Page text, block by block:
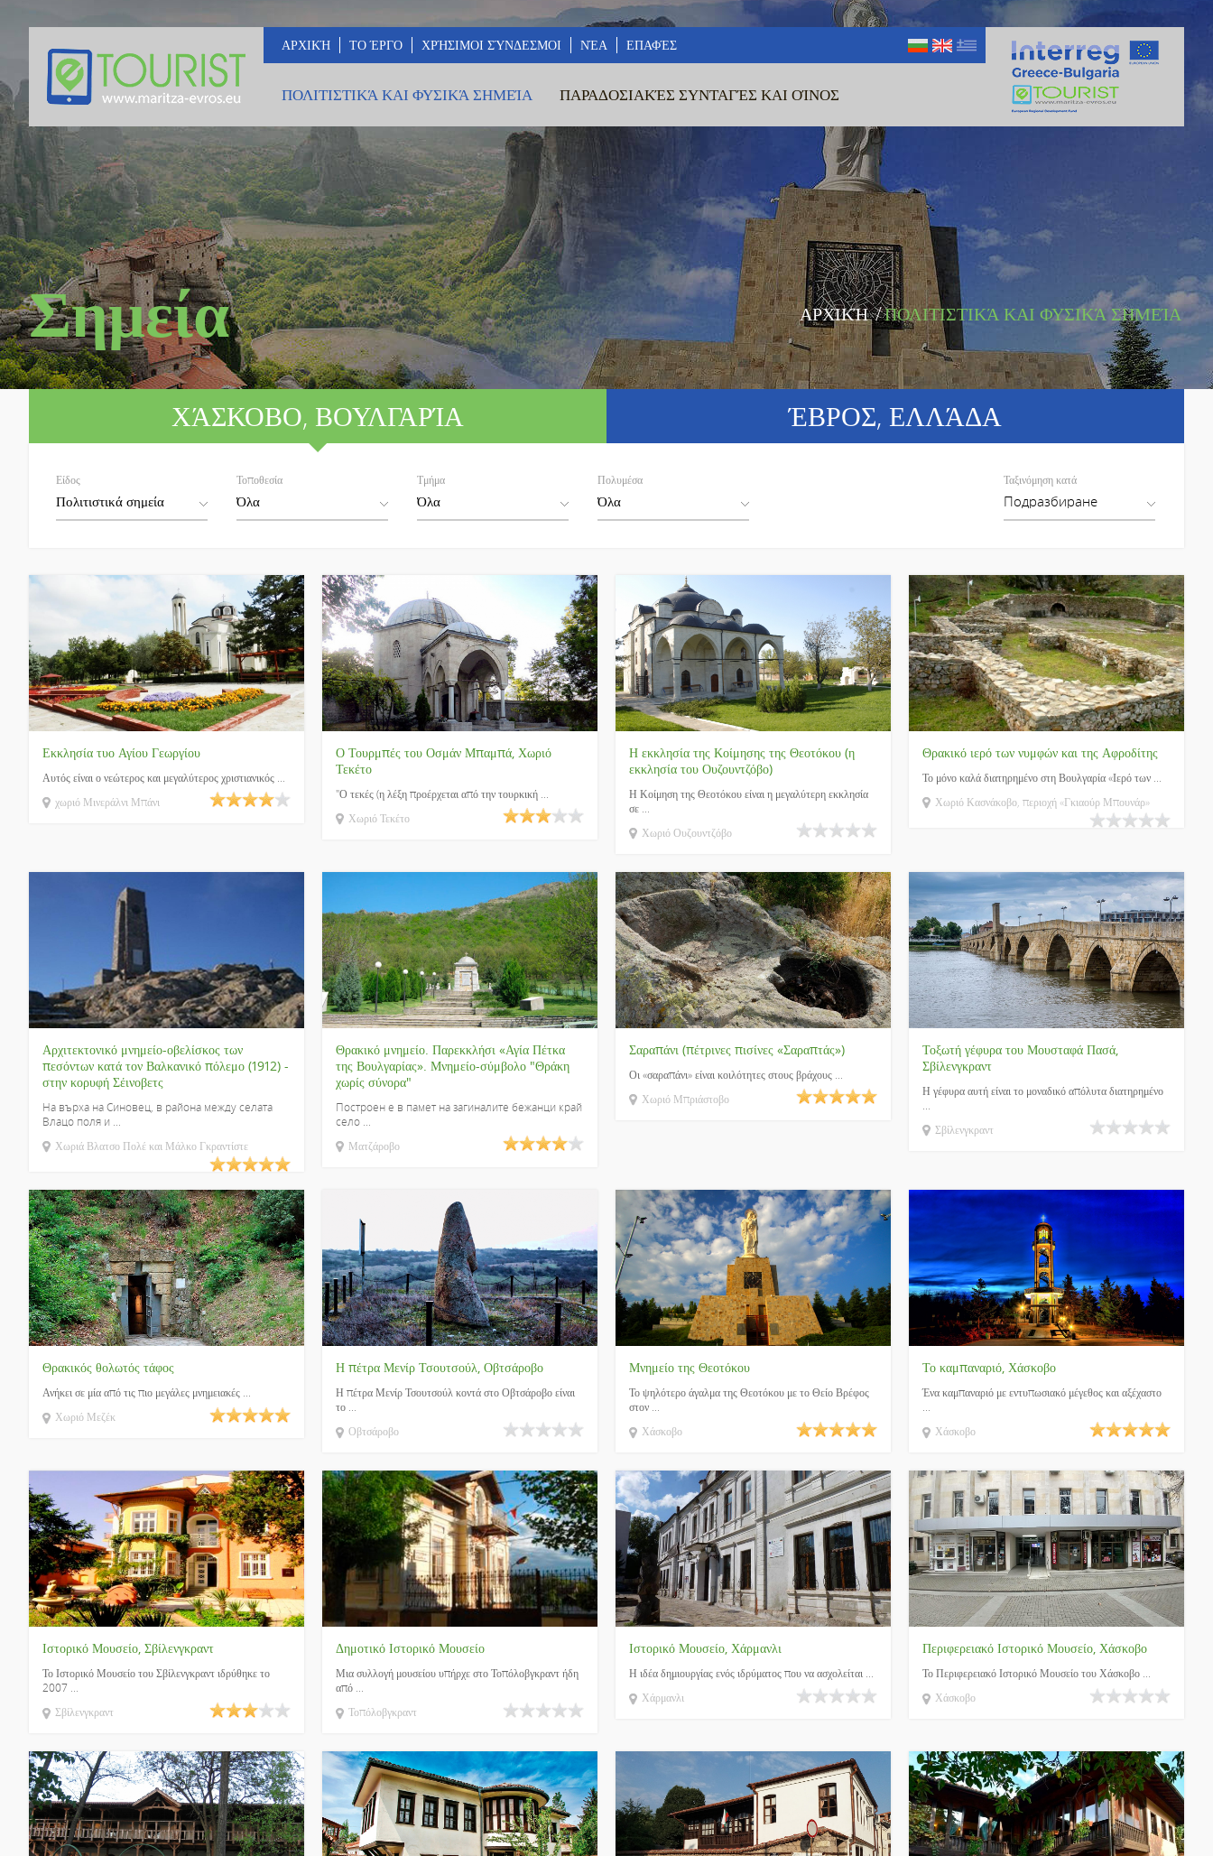
ΑΡΧΙΚΉ ΤΟ ΈΡΓΟ ΧΡΉΣΙΜΟΙ ΣΎΝΔΕΣΜΟΙ ΝΈΑ ΕΠΑΦΈΣ
ΠΟΛΙΤΙΣΤΙΚΆ ΚΑΙ ΦΥΣΙΚΆ ΣΗΜΕΊΑ ΠΑΡΑΔΟΣΙΑΚΈΣ ΣΥΝΤΑΓΈΣ ΚΑΙ ΟΊΝΟΣ
Σημεία ΑΡΧΙΚΉ/ΠΟΛΙΤΙΣΤΙΚΆ ΚΑΙ ΦΥΣΙΚΆ ΣΗΜΕΊΑ
ΧΆΣΚΟΒΟ, ΒΟΥΛΓΑΡΊΑ ΈΒΡΟΣ, ΕΛΛΆΔΑ
Είδος Τοποθεσία Τμήμα Πολυμέσα Ταξινόμηση κατά
Εκκλησία τυο Αγίου Γεωργίου
Αυτός είναι ο νεώτερος και μεγαλύτερος χριστιανικός ...
χωριό Μινεράλνι Μπάνι
Ο Τουρμπές του Οσμάν Μπαμπά, Χωριό
Τεκέτο
"Ο τεκές (η λέξη προέρχεται από την τουρκική ...
Χωριό Τεκέτο
Η εκκλησία της Κοίμησης της Θεοτόκου (η
εκκλησία του Ουζουντζόβο)
Η Κοίμηση της Θεοτόκου είναι η μεγαλύτερη εκκλησία
σε ...
Χωριό Ουζουντζόβο
Θρακικό ιερό των νυμφών και της Αφροδίτης
Το μόνο καλά διατηρημένο στη Βουλγαρία «Ιερό των ...
Χωριό Κασνάκοβο, περιοχή «Γκιαούρ Μπουνάρ»
Αρχιτεκτονικό μνημείο-οβελίσκος των
πεσόντων κατά τον Βαλκανικό πόλεμο (1912) -
στην κορυφή Σέινοβετς
На върха на Синовец, в района между селата
Влацо поля и ...
Χωριά Βλατσο Πολέ και Μάλκο Γκραντίστε
Θρακικό μνημείο. Παρεκκλήσι «Αγία Πέτκα
της Βουλγαρίας». Μνημείο-σύμβολο "Θράκη
χωρίς σύνορα"
Построен е в памет на загиналите бежанци край
село ...
Ματζάροβο
Σαραπάνι (πέτρινες πισίνες «Σαραπτάς»)
Οι «σαραπάνι» είναι κοιλότητες στους βράχους ...
Χωριό Μπριάστοβο
Τοξωτή γέφυρα του Μουσταφά Πασά,
Σβίλενγκραντ
Η γέφυρα αυτή είναι το μοναδικό απόλυτα διατηρημένο
Σβίλενγκραντ
Θρακικός θολωτός τάφος
Ανήκει σε μία από τις πιο μεγάλες μνημειακές ...
Χωριό Μεζέκ
Η πέτρα Μενίρ Τσουτσούλ, Οβτσάροβο
Η πέτρα Μενίρ Τσουτσούλ κοντά στο Οβτσάροβο είναι
το ...
Οβτσάροβο
Μνημείο της Θεοτόκου
Το ψηλότερο άγαλμα της Θεοτόκου με το Θείο Βρέφος
στον ...
Χάσκοβο
Το καμπαναριό, Χάσκοβο
Ένα καμπαναριό με εντυπωσιακό μέγεθος και αξέχαστο
...
Χάσκοβο
Ιστορικό Μουσείο, Σβίλενγκραντ
Το Ιστορικό Μουσείο του Σβίλενγκραντ ιδρύθηκε το
2007 ...
Σβίλενγκραντ
Δημοτικό Ιστορικό Μουσείο
Μια συλλογή μουσείου υπήρχε στο Τοπόλοβγκραντ ήδη
από ...
Τοπόλοβγκραντ
Ιστορικό Μουσείο, Χάρμανλι
Η ιδέα δημιουργίας ενός ιδρύματος που να ασχολείται ...
Χάρμανλι
Περιφερειακό Ιστορικό Μουσείο, Χάσκοβο
Το Περιφερειακό Ιστορικό Μουσείο του Χάσκοβο ...
Χάσκοβο